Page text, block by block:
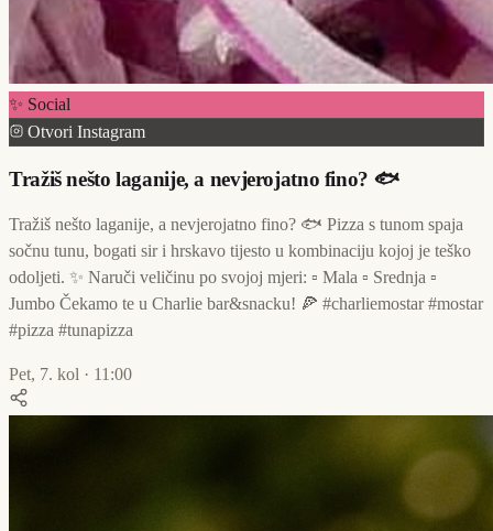
✨ Social
Otvori Instagram
Tražiš nešto laganije, a nevjerojatno fino? 🐟
Tražiš nešto laganije, a nevjerojatno fino? 🐟 Pizza s tunom spaja
sočnu tunu, bogati sir i hrskavo tijesto u kombinaciju kojoj je teško
odoljeti. ✨ Naruči veličinu po svojoj mjeri: ▫️ Mala ▫️ Srednja ▫️
Jumbo Čekamo te u Charlie bar&snacku! 🍕 #charliemostar #mostar
#pizza #tunapizza
Pet, 7. kol · 11:00